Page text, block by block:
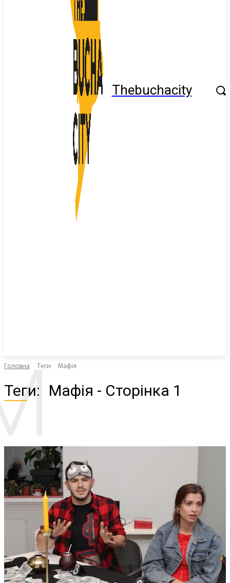
Thebuchacity
Головна Теги Мафія
Теги: Мафія - Сторінка 1